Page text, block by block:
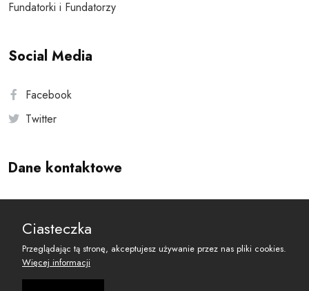
Fundatorki i Fundatorzy
Social Media
Facebook
Twitter
Dane kontaktowe
reset@resetobywatelski.pl
Ciasteczka
Przeglądając tą stronę, akceptujesz używanie przez nas pliki cookies.
Więcej informacji